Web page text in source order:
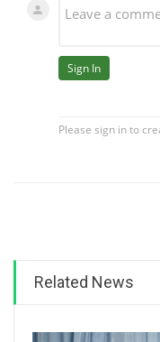
Related News